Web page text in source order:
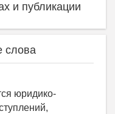
и публикации
слова
юридико-